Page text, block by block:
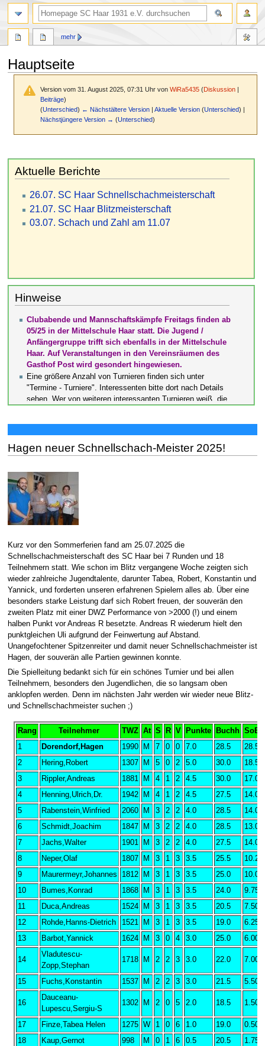
Hauptseite
Version vom 31. August 2025, 07:31 Uhr vonWiRa5435 (Diskussion |
Beiträge)
(Unterschied) ← Nächstältere Version |Aktuelle Version (Unterschied) |
Nächstjüngere Version → (Unterschied)
Navigation
springen
Suche
springen
Aktuelle Berichte
26.07. SC Haar Schnellschachmeisterschaft
21.07. SC Haar Blitzmeisterschaft
03.07. Schach und Zahl am 11.07
Hinweise
Clubabende und Mannschaftskämpfe Freitags finden ab
05/25 in der Mittelschule Haar statt. Die Jugend /
Anfängergruppe trifft sich ebenfalls in der Mittelschule
Haar. Auf Veranstaltungen in den Vereinsräumen des
Gasthof Post wird gesondert hingewiesen.
Eine größere Anzahl von Turnieren finden sich unter
"Termine - Turniere". Interessenten bitte dort nach Details
sehen. Wer von weiteren interessanten Turnieren weiß, die
Hagen neuer Schnellschach-Meister 2025!
Kurz vor den Sommerferien fand am 25.07.2025 die
Schnellschachmeisterschaft des SC Haar bei 7 Runden und 18
Teilnehmern statt. Wie schon im Blitz vergangene Woche zeigten sich
wieder zahlreiche Jugendtalente, darunter Tabea, Robert, Konstantin und
Yannick, und forderten unseren erfahrenen Spielern alles ab. Über eine
besonders starke Leistung darf sich Robert freuen, der souverän den
zweiten Platz mit einer DWZ Performance von >2000 (!) und einem
halben Punkt vor Andreas R besetzte. Andreas R wiederum hielt den
punktgleichen Uli aufgrund der Feinwertung auf Abstand.
Unangefochtener Spitzenreiter und damit neuer Schnellschachmeister ist
Hagen, der souverän alle Partien gewinnen konnte.
Die Spielleitung bedankt sich für ein schönes Turnier und bei allen
Teilnehmern, besonders den Jugendlichen, die so langsam oben
anklopfen werden. Denn im nächsten Jahr werden wir wieder neue Blitz-
und Schnellschachmeister suchen ;)
Rang Teilnehmer TWZ At S R V Punkte Buchh
1
Dorendorf,Hagen 1990 M 7 0 0 7.0 28.5
28.50
2
Hering,Robert 1307 M 5 0 2 5.0 30.0
18.50
3
Rippler,Andreas 1881 M 4 1 2 4.5 30.0
17.00
4
Henning,Ulrich,Dr. 1942 M 4 1 2 4.5 27.5
14.00
5
Rabenstein,Winfried 2060 M 3 2 2 4.0 28.5
14.00
6
Schmidt,Joachim 1847 M 3 2 2 4.0 28.5
13.00
7
Jachs,Walter 1901 M 3 2 2 4.0 27.5
14.00
8
Neper,Olaf 1807 M 3 1 3 3.5 25.5
10.25
9
Maurermeyr,Johannes 1812 M 3 1 3 3.5 25.0
10.00
10
Bumes,Konrad 1868 M 3 1 3 3.5 24.0
9.75
11
Duca,Andreas 1524 M 3 1 3 3.5 20.5
7.50
12
Rohde,Hanns-Dietrich 1521 M 3 1 3 3.5 19.0
6.25
13
Barbot,Yannick 1624 M 3 0 4 3.0 25.0 6.00
14
Vladutescu-
Zopp,Stephan
1718 M 2 2 3 3.0 22.0 7.00
15 Fuchs,Konstantin 1537 M 2 2 3 3.0 21.5 5.50
16
Dauceanu-
Lupescu,Sergiu-S
1302 M 2 0 5 2.0 18.5 1.50
17 Finze,Tabea Helen 1275 W 1 0 6 1.0 19.0
0.50
18
Kaup,Gernot 998 M 0 1 6 0.5 20.5 1.75
mehr
Suche